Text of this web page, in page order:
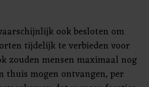
ook besloten om
tijdelijk te verbieden voor
zouden mensen maximaal nog
thuis mogen ontvangen, per